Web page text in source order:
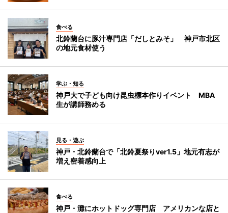
食べる
北鈴蘭台に豚汁専門店「だしとみそ」 神戸市北区
の地元食材使う
学ぶ・知る
神戸大で子ども向け昆虫標本作りイベント MBA
生が講師務める
見る・遊ぶ
神戸・北鈴蘭台で「北鈴夏祭りver1.5」地元有志が
増え密着感向上
食べる
神戸・灘にホットドッグ専門店 アメリカンな店と